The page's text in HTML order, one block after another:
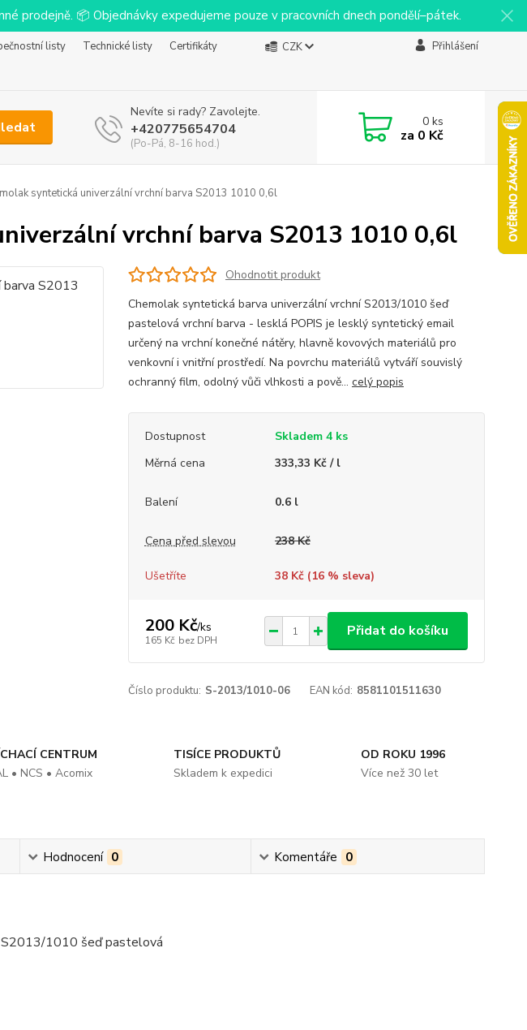
prodejně. 📦 Objednávky expedujeme pouze v pracovních dnech pondělí–pátek.
listy Technické listy
Certifikáty
CZK Přihlášení
Nevíte si rady? Zavolejte.
+420775654704
(Po-Pá, 8-16 hod.)
0ks
za 0 Kč
syntetická univerzální vrchní barva S2013 1010 0,6l
vrchní barva S2013 1010 0,6l
Ohodnotit produkt
Chemolak syntetická barva univerzální vrchní S2013/1010 šeď
pastelová vrchní barva - lesklá POPIS je lesklý syntetický email
určený na vrchní konečné nátěry, hlavně kovových materiálů pro
venkovní i vnitřní prostředí. Na povrchu materiálů vytváří souvislý
ochranný film, odolný vůči vlhkosti a pově... celý popis
Dostupnost
Skladem 4 ks
Měrná cena
333,33 Kč / l
Balení 0.6 l
Cena před slevou 238 Kč
Ušetříte 38 Kč (16% sleva)
200 Kč/ks
165 Kč bez DPH
Přidat do košíku
Číslo produktu: S-2013/1010-06 EAN kód: 8581101511630
CENTRUM
• NCS • Acomix
TISÍCE PRODUKTŮ
Skladem k expedici
OD ROKU 1996
Více než 30 let
Hodnocení 0 Komentáře 0
S2013/1010 šeď pastelová